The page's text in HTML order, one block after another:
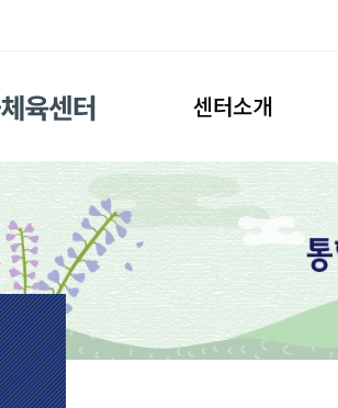
센터소개
인사말
시설안내
조직도
찾아오시는길